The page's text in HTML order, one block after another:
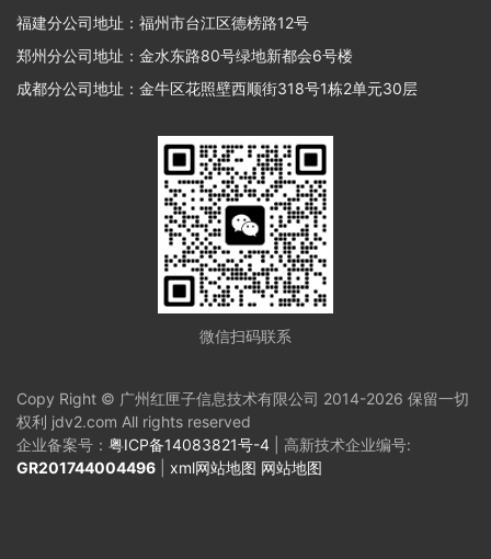
福建分公司地址：福州市台江区德榜路12号
郑州分公司地址：金水东路80号绿地新都会6号楼
成都分公司地址：金牛区花照壁西顺街318号1栋2单元30层
微信扫码联系
Copy Right © 广州红匣子信息技术有限公司 2014-2026 保留一切
权利 jdv2.com All rights reserved
企业备案号： 粤ICP备14083821号-4 | 高新技术企业编号:
GR201744004496
xml网站地图 网站地图